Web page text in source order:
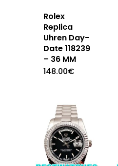
Rolex
Replica
Uhren Day-
Date 118239
– 36 MM
148.00€